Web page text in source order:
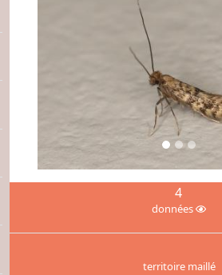
4
données
territoire maillé